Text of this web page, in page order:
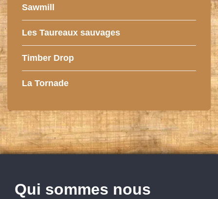
Sawmill
Les Taureaux sauvages
Timber Drop
La Tornade
Qui sommes nous